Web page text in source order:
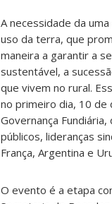
A necessidade da
uso da terra, que
maneira a garantir a
sustentável, a
que vivem no rural.
no primeiro dia, 10 de
Governança
públicos, lideranças
França, Argentina e
O evento é a etapa